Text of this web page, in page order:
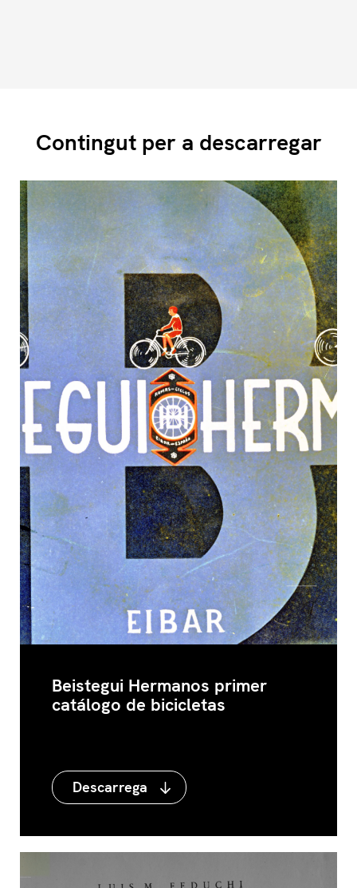
Contingut per a descarregar
Beistegui Hermanos primer
catálogo de bicicletas
Descarrega